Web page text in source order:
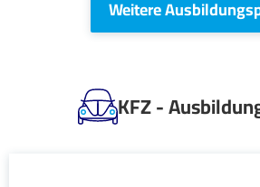
Weitere
KFZ -